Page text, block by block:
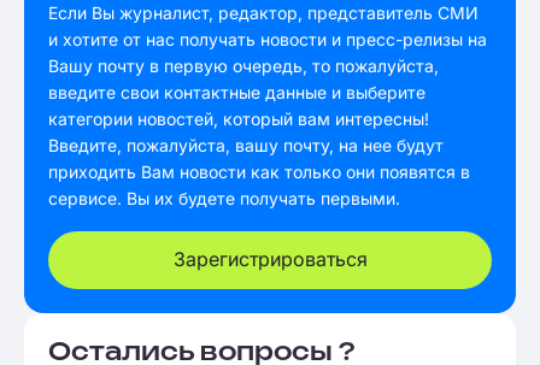
Если Вы журналист, редактор, представитель СМИ
и хотите от нас получать новости и пресс-релизы на
Вашу почту в первую очередь, то пожалуйста,
введите свои контактные данные и выберите
категории новостей, который вам интересны!
Введите, пожалуйста, вашу почту, на нее будут
приходить Вам новости как только они появятся в
сервисе. Вы их будете получать первыми.
Зарегистрироваться
Остались вопросы ?